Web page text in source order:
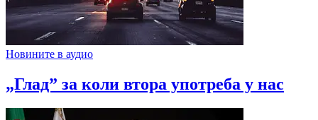
Новините в аудио
„Глад” за коли втора употреба у нас